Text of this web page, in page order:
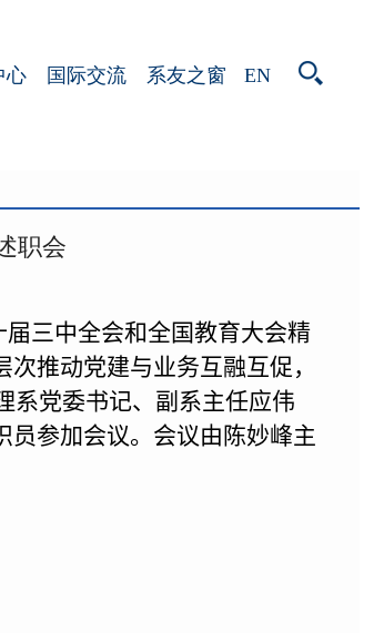
心 国际交流 系友之窗 EN
职会
三中全会和全国教育大会精
次推动党建与业务互融互促，
系党委书记、 副系主任应伟
员参加会议。会议由陈妙峰主